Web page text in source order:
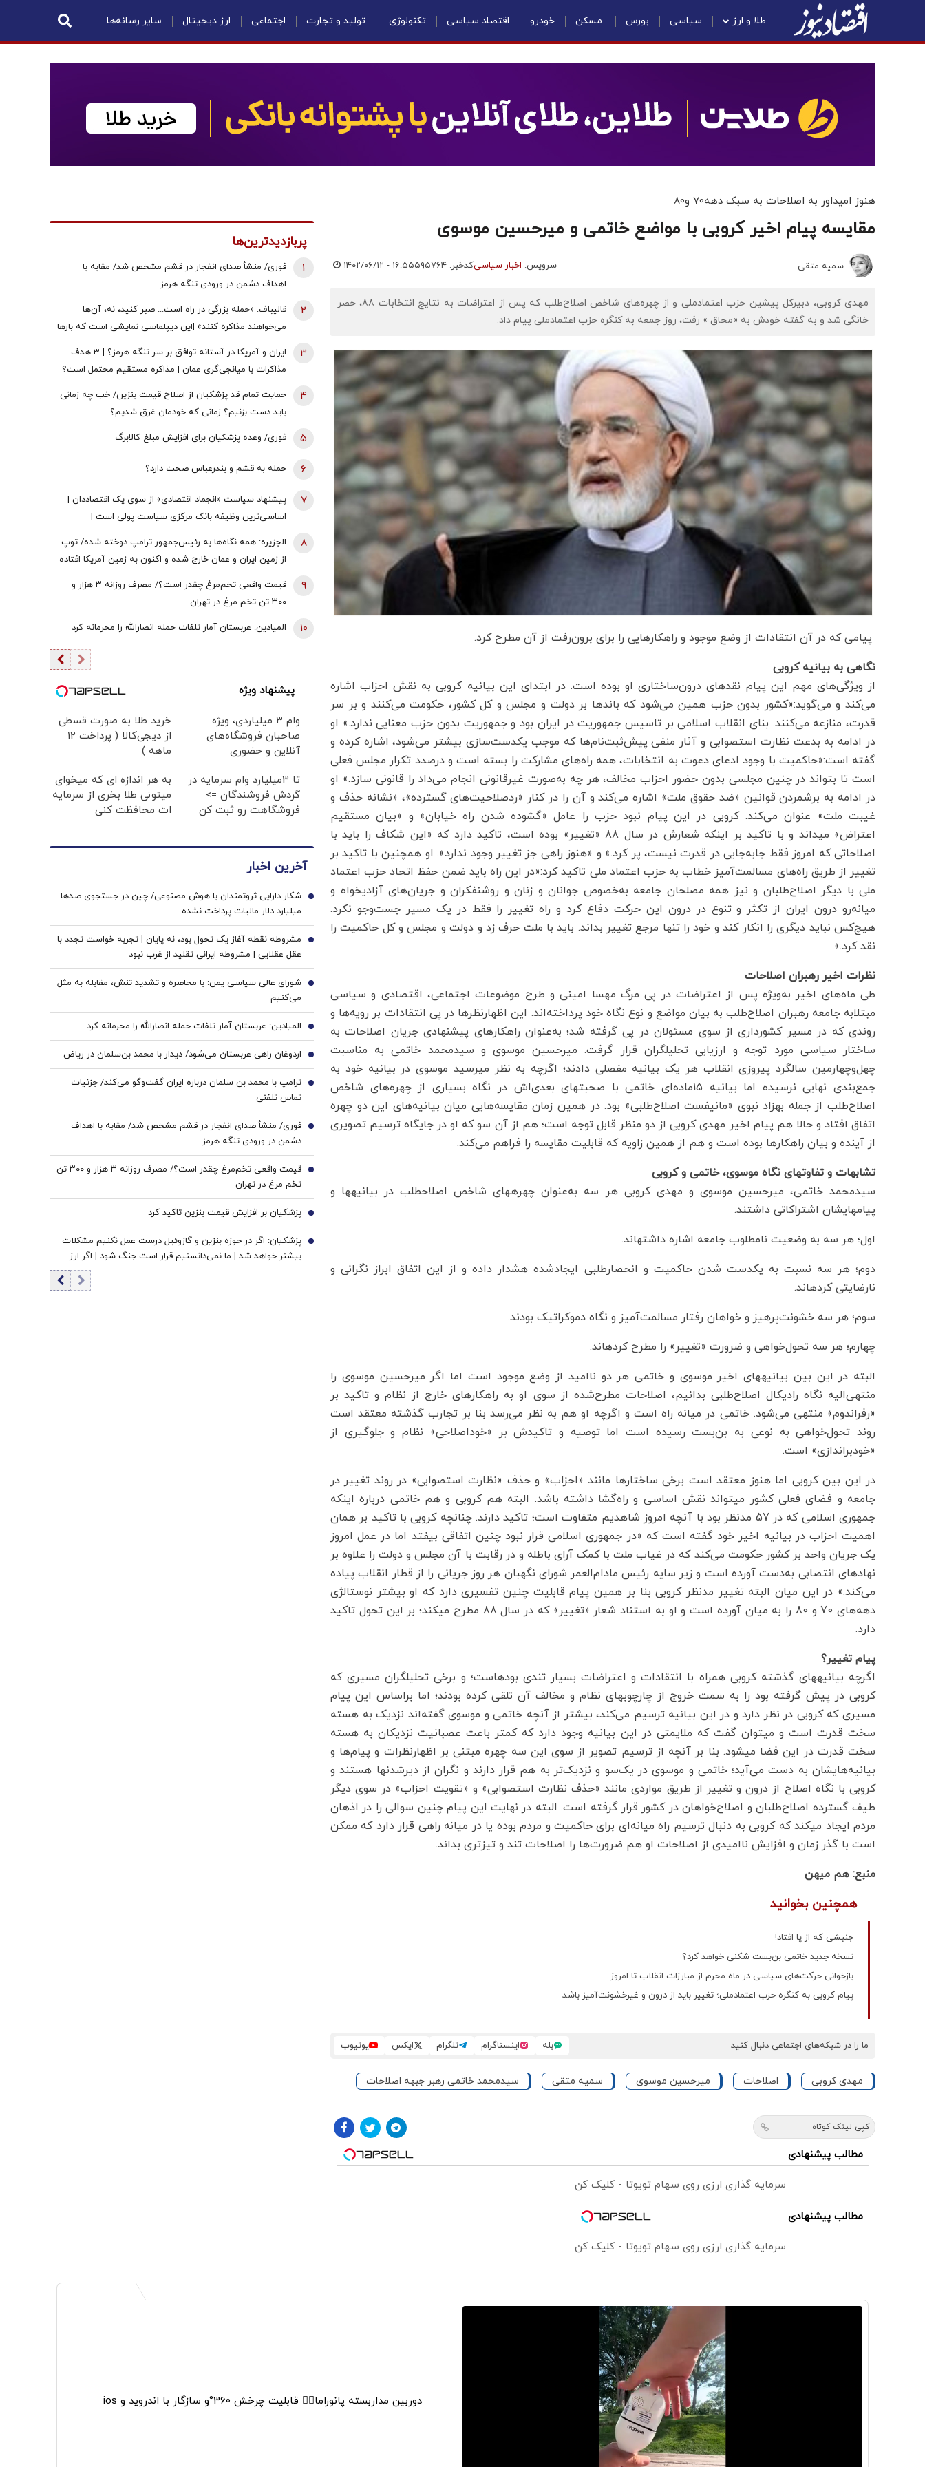
طلا و ارز سیاسی بورس مسکن خودرو اقتصاد سیاسی تکنولوژی تولید و تجارت اجتماعی ارز دیجیتال سایر رسانه‌ها
هنوز امیداور به اصلاحات به سبک دهه70 و80
مقایسه پیام اخیر کروبی با مواضع خاتمی و میرحسین موسوی
سمیه متقی سرویس: اخبار سیاسیکدخبر: ۵۹۵۷۶۴ ۱۴۰۲/۰۶/۱۲ - ۱۶:۵۵
مهدی کروبی، دبیرکل پیشین حزب اعتمادملی و از چهره‌های شاخص اصلاح‌طلب که پس از اعتراضات به نتایج انتخابات 88، حصر
خانگی شد و به گفته خودش به «محاق » رفت، روز جمعه به کنگره حزب اعتمادملی پیام داد.
پیامی که در آن انتقادات از وضع موجود و راهکارهایی را برای برون‌رفت از آن مطرح کرد.
نگاهی به بیانیه کروبی
از ویژگی‌های مهم این پیام نقدهای درون‌ساختاری او بوده است. در ابتدای این بیانیه کروبی به نقش احزاب اشاره
می‌کند و می‌گوید:«کشور بدون حزب همین می‌شود که باندها بر دولت و مجلس و کل کشور، حکومت می‌کنند و بر سر
قدرت، منازعه می‌کنند. بنای انقلاب اسلامی بر تاسیس جمهوریت در ایران بود و جمهوریت بدون حزب معنایی ندارد.» او
در ادامه به بدعت نظارت استصوابی و آثار منفی پیش‌ثبت‌نام‌ها که موجب یکدست‌سازی بیشتر می‌شود، اشاره کرده و
گفته است:«حاکمیت با وجود ادعای دعوت به انتخابات، همه راه‌های مشارکت را بسته است و درصدد تکرار مجلس فعلی
است تا بتواند در چنین مجلسی بدون حضور احزاب مخالف، هر چه به‌صورت غیرقانونی انجام می‌داد را قانونی سازد.» او
در ادامه به برشمردن قوانین «ضد حقوق ملت» اشاره می‌کند و آن را در کنار «ردصلاحیت‌های گسترده‌»، «نشانه حذف و
غیبت ملت» عنوان می‌کند. کروبی در این پیام نبود حزب را عامل «گشوده شدن راه خیابان» و «بیان مستقیم
اعتراض» می‎داند و با تاکید بر اینکه شعارش در سال 88 «تغییر» بوده است، تاکید دارد که «این شکاف را باید با
اصلاحاتی که امروز فقط جابه‌جایی در قدرت نیست، پر کرد.» و «هنوز راهی جز تغییر وجود ندارد». او همچنین با تاکید بر
تغییر از طریق راه‌های مسالمت‌آمیز خطاب به حزب اعتماد ملی تاکید کرد:«در این راه باید ضمن حفظ اتحاد حزب اعتماد
ملی با دیگر اصلاح‌طلبان و نیز همه مصلحان جامعه به‌خصوص جوانان و زنان و روشنفکران و جریان‌های آزادیخواه و
میانه‌رو درون ایران از تکثر و تنوع در درون این حرکت دفاع کرد و راه تغییر را فقط در یک مسیر جست‌وجو نکرد.
هیچ‌کس نباید دیگری را انکار کند و خود را تنها مرجع تغییر بداند. باید با ملت حرف زد و دولت و مجلس و کل حاکمیت را
نقد کرد.»
نظرات اخیر رهبران اصلاحات
طی ماه‌های اخیر به‌ویژه پس از اعتراضات در پی مرگ مهسا امینی و طرح موضوعات اجتماعی، اقتصادی و سیاسی
مبتلابه جامعه رهبران اصلاح‌طلب به بیان مواضع و نوع نگاه خود پرداخته‌اند. این اظهارنظرها در پی انتقادات بر رویه‌ها و
روندی که در مسیر کشورداری از سوی مسئولان در پی گرفته شد؛ به‌عنوان راهکارهای پیشنهادی جریان اصلاحات به
ساختار سیاسی مورد توجه و ارزیابی تحلیلگران قرار گرفت. میرحسین موسوی و سیدمحمد خاتمی به مناسبت
چهل‌وچهارمین سالگرد پیروزی انقلاب هر یک بیانیه مفصلی دادند؛ اگرچه به نظر می‎رسید موسوی در بیانیه خود به
جمع‌بندی نهایی نرسیده اما بیانیه 15ماده‌ای خاتمی با صحبت‎های بعدی‌اش در نگاه بسیاری از چهره‌های شاخص
اصلاح‌طلب از جمله بهزاد نبوی «مانیفست اصلاح‌طلبی» بود. در همین زمان مقایسه‌هایی میان بیانیه‌های این دو چهره
اتفاق افتاد و حالا هم پیام اخیر مهدی کروبی از دو منظر قابل توجه است؛ هم از آن سو که او در جایگاه ترسیم تصویری
از آینده و بیان راهکارها بوده است و هم از همین زاویه که قابلیت مقایسه را فراهم می‌کند.
تشابهات و تفاوت‎های نگاه موسوی، خاتمی و کروبی
سیدمحمد خاتمی، میرحسین موسوی و مهدی کروبی هر سه به‌عنوان چهره‎های شاخص اصلاح‎طلب در بیانیه‎ها و
پیام‎هایشان اشتراکاتی داشتند.
اول؛ هر سه به وضعیت نامطلوب جامعه اشاره داشته‎اند.
دوم؛ هر سه نسبت به یکدست شدن حاکمیت و انحصارطلبی ایجادشده هشدار داده و از این اتفاق ابراز نگرانی و
نارضایتی کرده‎اند.
سوم؛ هر سه خشونت‌پرهیز و خواهان رفتار مسالمت‌آمیز و نگاه دموکراتیک بودند.
چهارم؛ هر سه تحول‌خواهی و ضرورت «تغییر» را مطرح کرده‎اند.
البته در این بین بیانیه‎های اخیر موسوی و خاتمی هر دو ناامید از وضع موجود است اما اگر میرحسین موسوی را
منتهی‌الیه نگاه رادیکال اصلاح‌طلبی بدانیم، اصلاحات مطرح‌شده از سوی او به راهکارهای خارج از نظام و تاکید بر
«رفراندوم» منتهی می‌شود. خاتمی در میانه راه است و اگرچه او هم به نظر می‌رسد بنا بر تجارب گذشته معتقد است
روند تحول‌خواهی به نوعی به بن‌بست رسیده است اما توصیه و تاکیدش بر «خوداصلاحی» نظام و جلوگیری از
«خودبراندازی» است.
در این بین کروبی اما هنوز معتقد است برخی ساختارها مانند «احزاب» و حذف «نظارت استصوابی» در روند تغییر در
جامعه و فضای فعلی کشور می‎تواند نقش اساسی و راه‌گشا داشته باشد. البته هم کروبی و هم خاتمی درباره اینکه
جمهوری اسلامی که در 57 مدنظر بود با آنچه امروز شاهدیم متفاوت است؛ تاکید دارند. چنانچه کروبی با تاکید بر همان
اهمیت احزاب در بیانیه اخیر خود گفته است که «در جمهوری اسلامی قرار نبود چنین اتفاقی بیفتد اما در عمل امروز
یک جریان واحد بر کشور حکومت می‌کند که در غیاب ملت با کمک آرای باطله و در رقابت با آن مجلس و دولت را علاوه بر
نهادهای انتصابی به‌دست آورده است و زیر سایه رئیس مادام‌العمر شورای نگهبان هر روز جریانی را از قطار انقلاب پیاده
می‌کند.» در این میان البته تغییر مدنظر کروبی بنا بر همین پیام قابلیت چنین تفسیری دارد که او بیشتر نوستالژی
دهه‌های 70 و 80 را به میان آورده است و او به استناد شعار «تغییر» که در سال 88 مطرح می‎کند؛ بر این تحول تاکید
دارد.
پیام تغییر؟
اگرچه بیانیه‎های گذشته کروبی همراه با انتقادات و اعتراضات بسیار تندی بوده‎است؛ و برخی تحلیلگران مسیری که
کروبی در پیش گرفته بود را به سمت خروج از چارچوب‎های نظام و مخالف آن تلقی کرده بودند؛ اما براساس این پیام
مسیری که کروبی در نظر دارد و در این بیانیه ترسیم می‌کند، بیشتر از آنچه خاتمی و موسوی گفته‌اند نزدیک به هسته
سخت قدرت است و می‎توان گفت که ملایمتی در این بیانیه وجود دارد که کمتر باعث عصبانیت نزدیکان به هسته
سخت قدرت در این فضا می‎شود. بنا بر آنچه از ترسیم تصویر از سوی این سه چهره مبتنی بر اظهارنظرات و پیام‌ها و
بیانیه‌هایشان به دست می‌‎آید؛ خاتمی و موسوی در یک‌سو و نزدیک‌تر به هم قرار دارند و نگران از دیرشدن‎ها هستند و
کروبی با نگاه اصلاح از درون و تغییر از طریق مواردی مانند «حذف نظارت استصوابی» و «تقویت احزاب» در سوی دیگر
طیف گسترده اصلاح‌طلبان و اصلاح‌خواهان در کشور قرار گرفته است. البته در نهایت این پیام چنین سوالی را در اذهان
مردم ایجاد می‎کند که کروبی به دنبال ترسیم راه میانه‌ای برای حاکمیت و مردم بوده یا در میانه راهی قرار دارد که ممکن
است با گذر زمان و افزایش ناامیدی از اصلاحات او هم ضرورت‌ها را اصلاحات تند و تیزتری بداند.
منبع: هم میهن
همچنین بخوانید
جنبشی که از پا افتاد!
نسخه جدید خاتمی بن‌بست شکنی خواهد کرد؟
بازخوانی حرکت‌های سیاسی در ماه محرم از مبارزات انقلاب تا امروز
پیام کروبی به کنگره حزب اعتمادملی؛ تغییر باید از درون و غیرخشونت‌آمیز باشد
ما را در شبکه‌های اجتماعی دنبال کنید بله اینستاگرام تلگرام ایکس یوتیوب
مهدی کروبی اصلاحات میرحسین موسوی سمیه متقی سیدمحمد خاتمی رهبر جبهه اصلاحات
کپی لینک کوتاه
مطالب پیشنهادی
سرمایه گذاری ارزی روی سهام تویوتا - کلیک کن
مطالب پیشنهادی
سرمایه گذاری ارزی روی سهام تویوتا - کلیک کن
پربازدیدترین‌ها
فوری/ منشأ صدای انفجار در قشم مشخص شد/ مقابه با
اهداف دشمن در ورودی تنگه هرمز
1
قالیباف: «حمله بزرگی در راه است... صبر کنید، نه، آن‌ها
می‌خواهند مذاکره کنند» |این دیپلماسی نمایشی است که بارها
2
ایران و آمریکا در آستانه توافق بر سر تنگه هرمز؟ | 3 هدف
مذاکرات با میانجی‌گری عمان | مذاکره مستقیم محتمل است؟
3
حمایت تمام قد پزشکیان از اصلاح قیمت بنزین/ خب چه زمانی
باید دست بزنیم؟ زمانی که خودمان غرق شدیم؟
4
فوری/ وعده پزشکیان برای افزایش مبلغ کالابرگ 5
حمله به قشم و بندرعباس صحت دارد؟ 6
پیشنهاد سیاست «انجماد اقتصادی» از سوی یک اقتصاددان |
اساسی‌ترین وظیفه بانک مرکزی سیاست پولی است |
اولویت‌های بانک مرکزی در شرایط فعلی
7
الجزیره: همه نگاه‌ها به رئیس‌جمهور ترامپ دوخته شده/ توپ
از زمین ایران و عمان خارج شده و اکنون به زمین آمریکا افتاده
8
قیمت واقعی تخم‌مرغ چقدر است؟/ مصرف روزانه ۳ هزار و
۳۰۰ تن تخم مرغ در تهران
9
المیادین: عربستان آمار تلفات حمله انصارالله را محرمانه کرد 10
پیشنهاد ویژه
وام ۳ میلیاردی، ویژه
صاحبان فروشگاه‌های
آنلاین و حضوری
خرید طلا به صورت قسطی
از دیجی‌کالا ( پرداخت 12
ماهه )
تا 3میلیارد وام سرمایه در
گردش فروشندگان =>
فروشگاهت رو ثبت کن
به هر اندازه ای که میخوای
میتونی طلا بخری از سرمایه
ات محافظت کنی
آخرین اخبار
شکار دارایی ثروتمندان با هوش مصنوعی/ چین در جستجوی صدها
میلیارد دلار مالیات پرداخت نشده
1
مشروطه نقطه آغاز یک تحول بود، نه پایان | تجربه خواست تجدد با
عقل عقلایی | مشروطه ایرانی تقلید از غرب نبود
2
شورای عالی سیاسی یمن: با محاصره و تشدید تنش، مقابله به مثل
می‌کنیم
3
المیادین: عربستان آمار تلفات حمله انصارالله را محرمانه کرد 4
اردوغان راهی عربستان می‌شود/ دیدار با محمد بن‌سلمان در ریاض 5
ترامپ با محمد بن سلمان درباره ایران گفت‌وگو می‌کند/ جزئیات
تماس تلفنی
6
فوری/ منشأ صدای انفجار در قشم مشخص شد/ مقابه با اهداف
دشمن در ورودی تنگه هرمز
7
قیمت واقعی تخم‌مرغ چقدر است؟/ مصرف روزانه ۳ هزار و ۳۰۰ تن
تخم مرغ در تهران
8
پزشکیان بر افزایش قیمت بنزین تاکید کرد 9
پزشکیان: اگر در حوزه بنزین و گازوئیل درست عمل نکنیم مشکلات
بیشتر خواهد شد | ما نمی‌دانستیم قرار است جنگ شود | اگر ارز
ترجیحی حذف نمی شد با شروع جنگ قحطی در بازار قطعی بود
10
دوربین مداربسته پانوراما👈🏻 قابلیت چرخش 360°و سازگار با اندروید و ios